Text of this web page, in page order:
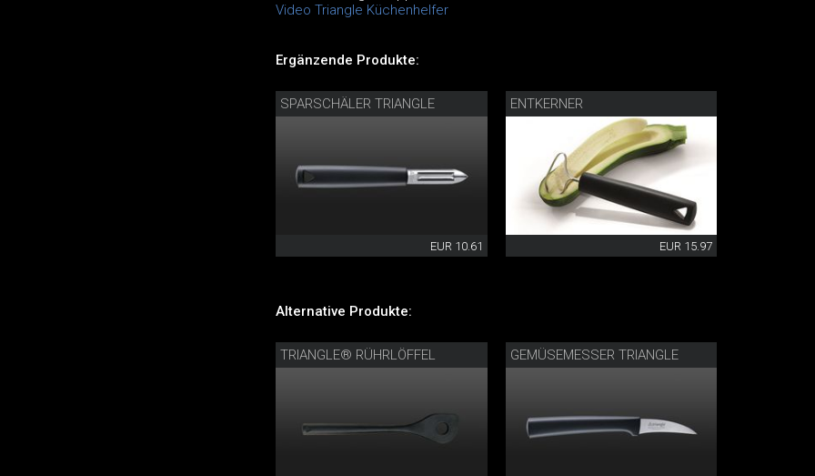
Video Triangle Küchenhelfer
Ergänzende Produkte:
SPARSCHÄLER TRIANGLE
EUR 10.61
ENTKERNER
EUR 15.97
Alternative Produkte:
TRIANGLE® RÜHRLÖFFEL GEMÜSEMESSER TRIANGLE